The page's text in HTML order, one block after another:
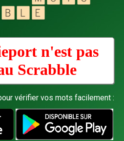
n'est pas
Scrabble
vérifier vos mots facilement :